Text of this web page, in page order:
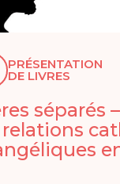
PRÉSENTATION
DE LIVRES
séparés
relations